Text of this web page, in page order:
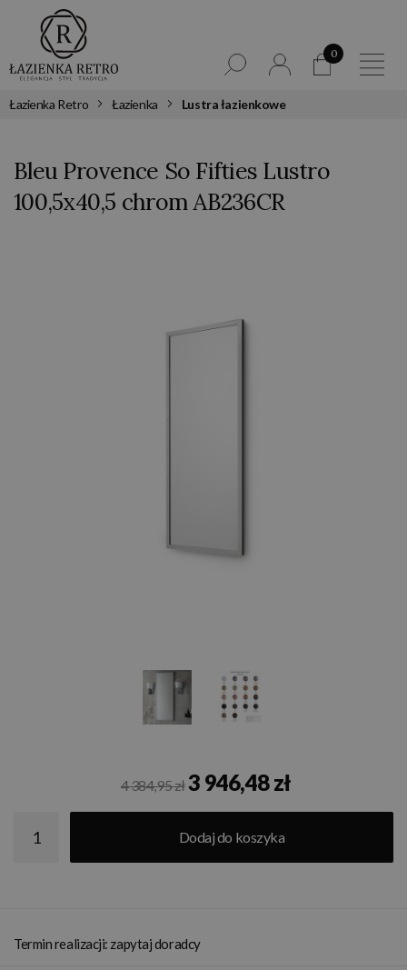
0
Łazienka Retro Łazienka Lustra łazienkowe
Bleu Provence So Fifties Lustro
100,5x40,5 chrom AB236CR
4 384,95 zł3 946,48 zł
Dodaj do koszyka
Termin realizacji: zapytaj doradcy